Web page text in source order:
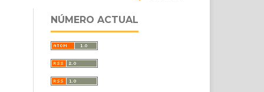
NÚMERO ACTUAL